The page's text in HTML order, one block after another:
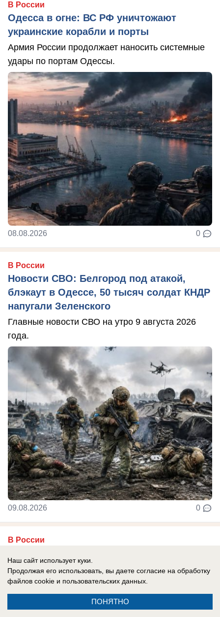
В России
Одесса в огне: ВС РФ уничтожают
украинские корабли и порты
Армия России продолжает наносить системные
удары по портам Одессы.
08.08.2026 0
В России
Новости СВО: Белгород под атакой,
блэкаут в Одессе, 50 тысяч солдат КНДР
напугали Зеленского
Главные новости СВО на утро 9 августа 2026
года.
09.08.2026 0
В России
хватает»: в Киеве сказали о достигнутых
договоренностях с США по поставкам
ракет, но есть нюанс
Глава киевского режима признался, что просил
Наш сайт использует куки.
Продолжая его использовать, вы даете согласие на обработку
файлов cookie и пользовательских данных.
ПОНЯТНО